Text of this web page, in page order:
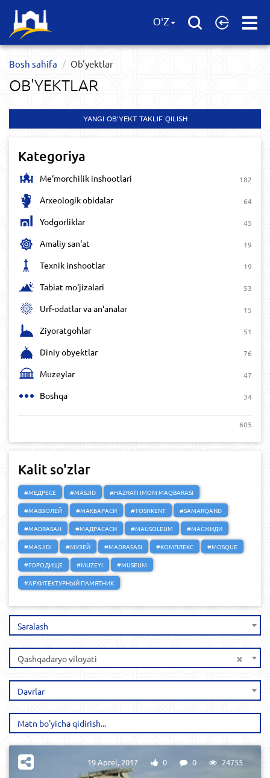
Open
O'Z
Bosh sahifa Ob'yektlar​
OB'YEKTLAR​
YANGI OB'YEKT TAKLIF QILISH
Kategoriya
Me‘morchilik inshootlari 182
Arxeologik obidalar 64
Yodgorliklar 45
Amaliy san‘at 19
Texnik inshootlar 19
Tabiat mo‘jizalari 53
Urf-odatlar va an‘analar 15
Ziyoratgohlar 51
Diniy obyektlar 76
Muzeylar 47
Boshqa 34
605
Kalit so'zlar
#МЕДРЕСЕ #MASJID
#HAZRATI IMOM MAQBARASI
#МАВЗОЛЕЙ
#МАҚБАРАСИ #TOSHKENT
#SAMARQAND
#MADRASAH
#МАДРАСАСИ #MAUSOLEUM
#МАСЖИДИ
#MASJIDI
#МУЗЕЙ #MADRASASI #КОМПЛЕКС
#MOSQUE
#ГОРОДИЩЕ
#MUZEYI
#MUSEUM
#АРХИТЕКТУРНЫЙ ПАМЯТНИК
Saralash
×
Qashqadaryo viloyati
Davrlar
19 Aprel, 2017 0 0 24755